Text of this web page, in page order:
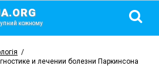
кожному
/
и лечении болезни Паркинсона